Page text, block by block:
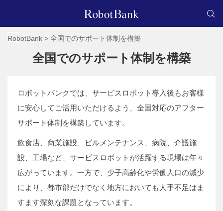
RobotBank > 全国でのサポート体制を構築
全国でのサポート体制を構築
ロボットバンクでは、サービスロボット導入後もお客様
に安心してご活用いただけるよう、全国対応のアフター
サポート体制を構築しています。
飲食店、商業施設、ビルメンテナンス、病院、介護施
設、工場など、サービスロボットが活躍する現場は年々
広がっています。一方で、少子高齢化や労働人口の減少
により、都市部だけでなく地方においても人手不足はま
すます深刻な課題となっています。